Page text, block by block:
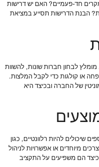
חד-פעמיים? האם יש דרישות
הבנת הדרישות תסייע במציאת
לבחון חברות שונות, להשוות
או קולגות כדי לקבל המלצות.
של החברה ובכיצד היא
שיכולים להיות רלוונטיים, כגון
מיוחדים או אפשרויות לניהול
הם משפיעים על התקציב